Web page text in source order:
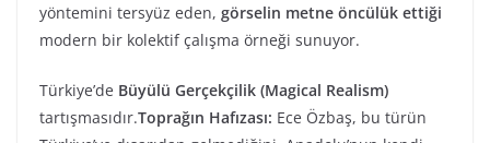
yöntemini tersyüz eden, görselin metne öncülük ettiği
modern bir kolektif çalışma örneği sunuyor.
Türkiye’de Büyülü Gerçekçilik (Magical Realism)
tartışmasıdır.Toprağın Hafızası: Ece Özbaş, bu türün